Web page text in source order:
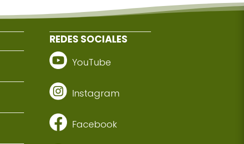
REDES SOCIALES
YouTube
Instagram
Facebook